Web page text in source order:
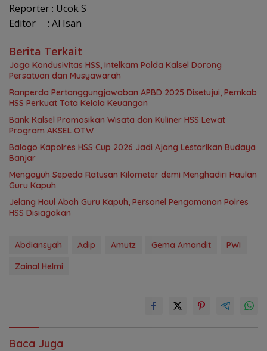
Reporter : Ucok S
Editor : Al Isan
Berita Terkait
Jaga Kondusivitas HSS, Intelkam Polda Kalsel Dorong
Persatuan dan Musyawarah
Ranperda Pertanggungjawaban APBD 2025 Disetujui, Pemkab
HSS Perkuat Tata Kelola Keuangan
Bank Kalsel Promosikan Wisata dan Kuliner HSS Lewat
Program AKSEL OTW
Balogo Kapolres HSS Cup 2026 Jadi Ajang Lestarikan Budaya
Banjar
Mengayuh Sepeda Ratusan Kilometer demi Menghadiri Haulan
Guru Kapuh
Jelang Haul Abah Guru Kapuh, Personel Pengamanan Polres
HSS Disiagakan
Abdiansyah Adip Amutz Gema Amandit
PWI
Zainal Helmi
Baca Juga